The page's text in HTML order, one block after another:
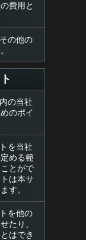
費用と
の他の
の当社
のポイ
を当社
める範
とがで
は本サ
す。
を他の
たり、
はでき